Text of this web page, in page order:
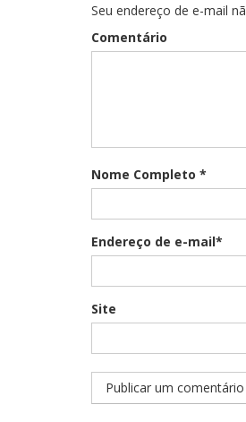
Seu endereço de e-mail
Comentário
Nome Completo *
Endereço de e-mail*
Site